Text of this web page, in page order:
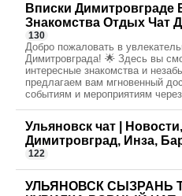
Вписки Димитровграде
Знакомства Отдых Чат
130
Добро пожаловать в
Димитровграда! 🌟 Здесь вы
интересные знакомства и
предлагаем вам мгновенный
событиям и мероприятиям
Ульяновск чат |
Димитровград, Инза,
122
УЛЬЯНОВСК СЫЗРАНЬ